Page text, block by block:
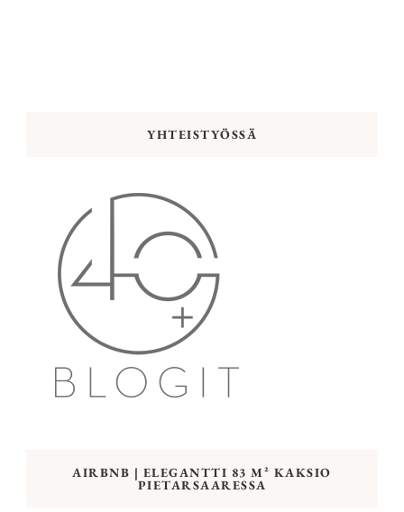
YHTEISTYÖSSÄ
AIRBNB | ELEGANTTI 83 M² KAKSIO
PIETARSAARESSA